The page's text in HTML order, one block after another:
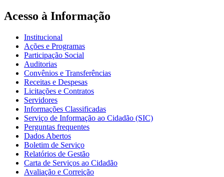
Acesso à Informação
Institucional
Ações e Programas
Participação Social
Auditorias
Convênios e Transferências
Receitas e Despesas
Licitações e Contratos
Servidores
Informações Classificadas
Serviço de Informação ao Cidadão (SIC)
Perguntas frequentes
Dados Abertos
Boletim de Serviço
Relatórios de Gestão
Carta de Serviços ao Cidadão
Avaliação e Correição